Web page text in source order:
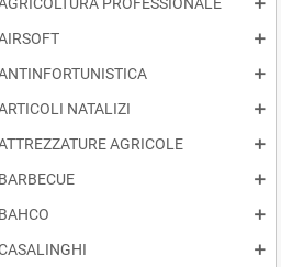
NATALIZI
AGRICOLE
BARBECUE
BAHCO